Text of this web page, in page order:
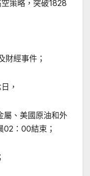
策略，突破1828
經事件；
，
、美國原油和外
02：00結束；